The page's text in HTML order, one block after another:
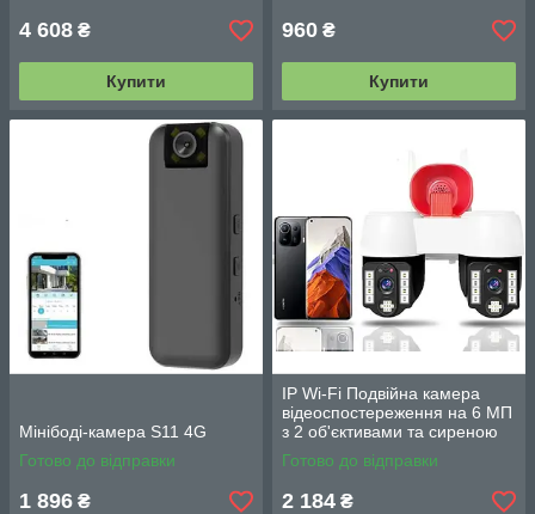
4 608 ₴
Купити
960 ₴
Купити
Мінібоді-камера S11 4G
Готово до відправки
1 896 ₴
IP Wi-Fi Подвійна камера
відеоспостереження на 6 МП
з 2 об'єктивами та сиреною
A2S (V380Pro)
Готово до відправки
2 184 ₴